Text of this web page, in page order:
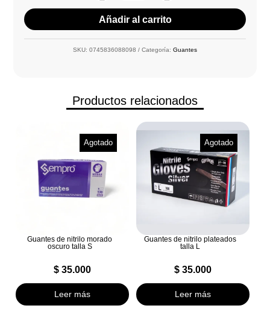
Añadir al carrito
SKU: 0745836088098 Categoría: Guantes
Productos relacionados
Agotado
Guantes de nitrilo morado
oscuro talla S
$35.000
Leer más
Agotado
Guantes de nitrilo plateados
talla L
$35.000
Leer más